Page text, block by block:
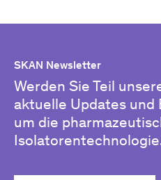
SKAN Newsletter
Werden Sie Teil
aktuelle Updates und
um die